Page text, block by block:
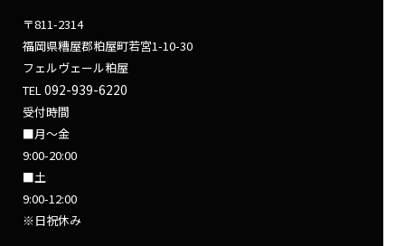
〒811-2314
福岡県糟屋郡粕屋町若宮1-10-30
フェルヴェール粕屋
TEL092-939-6220
受付時間
■月～金
9:00-20:00
■土
9:00-12:00
※日祝休み